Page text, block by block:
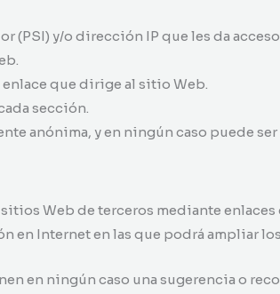
(PSI) y/o dirección IP que les da acceso
que dirige al sitio Web.
sección.
anónima, y en ningún caso puede
Web de terceros mediante
en Internet en las que podrá ampliar
en ningún caso una sugerencia o